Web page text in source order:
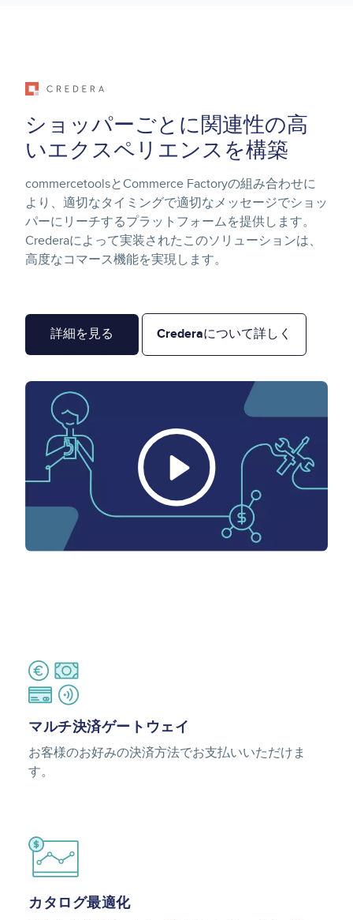
Video
Thumbnail
Image
ショッパーごとに関連性の高
いエクスペリエンスを構築
commercetoolsとCommerce Factoryの組み合わせに
より、適切なタイミングで適切なメッセージでショッ
パーにリーチするプラットフォームを提供します。
Crederaによって実装されたこのソリューションは、
高度なコマース機能を実現します。
詳細を見る Crederaについて詳しく
Image
マルチ決済ゲートウェイ
お客様のお好みの決済方法でお支払いいただけま
す。
Image
カタログ最適化